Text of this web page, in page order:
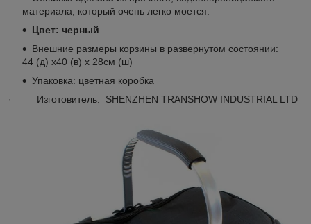
материала, который очень легко моется.
Цвет: черный
Внешние размеры корзины в развернутом состоянии:
44 (д) x40 (в) х 28см (ш)
Упаковка: цветная коробка
· Изготовитель: SHENZHEN TRANSHOW INDUSTRIAL LTD